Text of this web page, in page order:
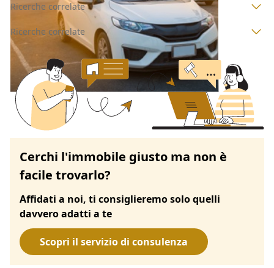
Ricerche correlate
Ricerche correlate
Cerchi l'immobile giusto ma non è
facile trovarlo?
Affidati a noi, ti consiglieremo solo quelli
davvero adatti a te
Scopri il servizio di consulenza